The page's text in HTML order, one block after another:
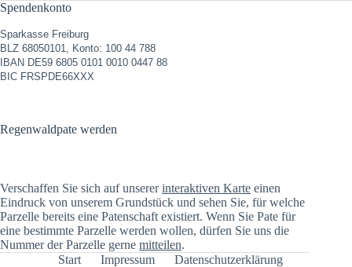
Spendenkonto
Sparkasse Freiburg
BLZ 68050101, Konto: 100 44 788
IBAN DE59 6805 0101 0010 0447 88
BIC FRSPDE66XXX
Regenwaldpate werden
Verschaffen Sie sich auf unsererinteraktiven Karte einen
Eindruck von unserem Grundstück und sehen Sie, für welche
Parzelle bereits eine Patenschaft existiert. Wenn Sie Pate für
eine bestimmte Parzelle werden wollen, dürfen Sie uns die
Nummer der Parzelle gerne mitteilen.
Start
Impressum Datenschutzerklärung